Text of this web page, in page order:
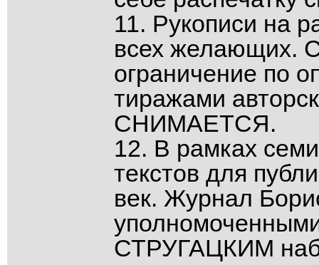
11. Рукописи на
всех желающих.
ограничение по
тиражами
СНИМАЕТСЯ.
12. В рамках
текстов для
век. Журнал
СТРУГАЦКИМ